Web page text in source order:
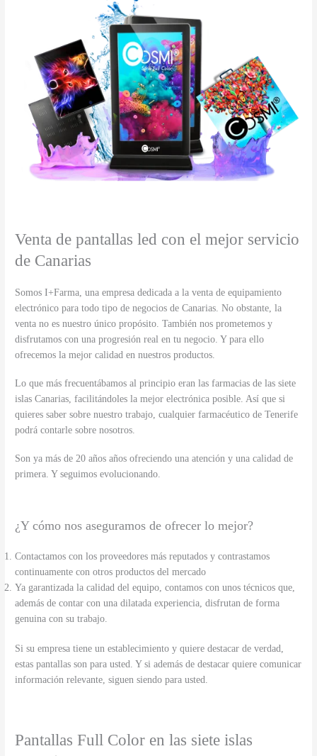
Venta de pantallas led con el mejor servicio
de Canarias
Somos I+Farma, una empresa dedicada a la venta de equipamiento
electrónico para todo tipo de negocios de Canarias. No obstante, la
venta no es nuestro único propósito. También nos prometemos y
disfrutamos con una progresión real en tu negocio. Y para ello
ofrecemos la mejor calidad en nuestros productos.
Lo que más frecuentábamos al principio eran las farmacias de las siete
islas Canarias, facilitándoles la mejor electrónica posible. Así que si
quieres saber sobre nuestro trabajo, cualquier farmacéutico de Tenerife
podrá contarle sobre nosotros.
Son ya más de 20 años años ofreciendo una atención y una calidad de
primera. Y seguimos evolucionando.
¿Y cómo nos aseguramos de ofrecer lo mejor?
Contactamos con los proveedores más reputados y contrastamos
continuamente con otros productos del mercado
Ya garantizada la calidad del equipo, contamos con unos técnicos que,
además de contar con una dilatada experiencia, disfrutan de forma
genuina con su trabajo.
Si su empresa tiene un establecimiento y quiere destacar de verdad,
estas pantallas son para usted. Y si además de destacar quiere comunicar
información relevante, siguen siendo para usted.
Pantallas Full Color en las siete islas